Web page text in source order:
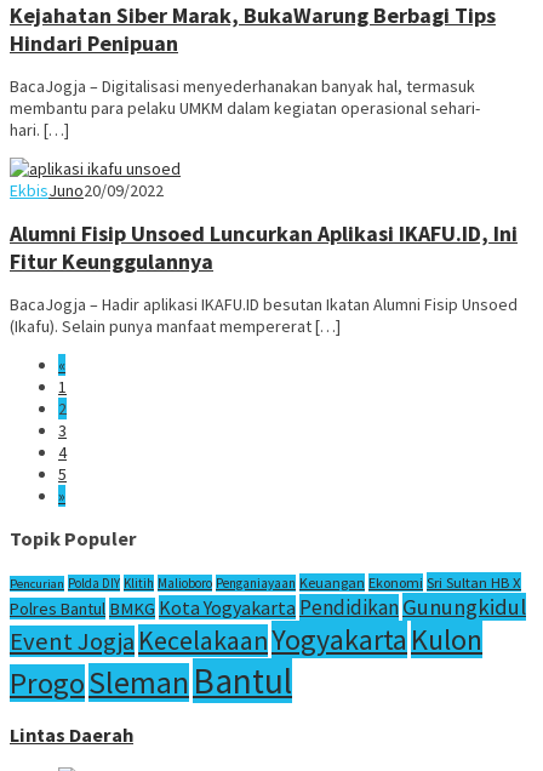
Kejahatan Siber Marak, BukaWarung Berbagi Tips
Hindari Penipuan
BacaJogja – Digitalisasi menyederhanakan banyak hal, termasuk
membantu para pelaku UMKM dalam kegiatan operasional sehari-
hari. […]
EkbisJuno20/09/2022
Alumni Fisip Unsoed Luncurkan Aplikasi IKAFU.ID, Ini
Fitur Keunggulannya
BacaJogja – Hadir aplikasi IKAFU.ID besutan Ikatan Alumni Fisip Unsoed
(Ikafu). Selain punya manfaat mempererat […]
«
1
2
3
4
5
»
Topik Populer
Pencurian Polda DIY Klitih Malioboro Penganiayaan Keuangan Ekonomi Sri Sultan HB X
Polres Bantul BMKG Kota Yogyakarta PendidikanGunungkidul
Event Jogja KecelakaanYogyakarta Kulon
ProgoSleman Bantul
Lintas Daerah